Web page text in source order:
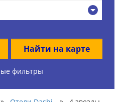
Найти на карте
фильтры